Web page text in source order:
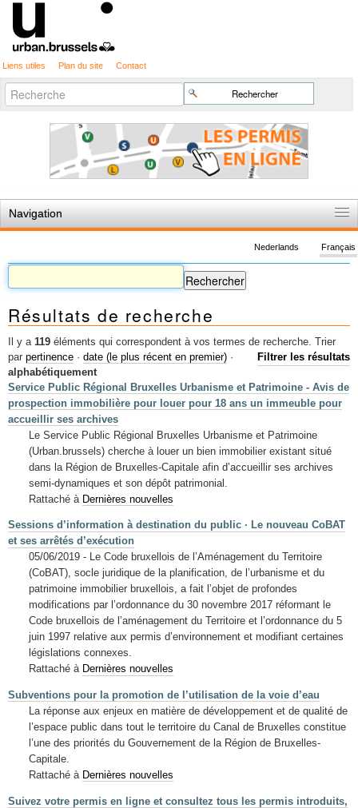
Liens utiles Plan du site Contact
Chercher par
Recherche
avancée…
Navigation
Règles du jeu
Permis d'urbanisme
Cartographie
Etudes et publications
Mots-clés
Renseignements urbanistiques
Français
Nederlands
Résultats de recherche
Il y a 119 éléments qui correspondent à vos termes de recherche.
Filtrer les résultats
Trier
par pertinence · date (le plus récent en premier) ·
alphabétiquement
Service Public Régional Bruxelles Urbanisme et Patrimoine - Avis de
prospection immobilière pour louer pour 18 ans un immeuble pour
accueillir ses archives
Le Service Public Régional Bruxelles Urbanisme et Patrimoine
(Urban.brussels) cherche à louer un bien immobilier existant situé
dans la Région de Bruxelles-Capitale afin d’accueillir ses archives
semi-dynamiques et son dépôt patrimonial.
Rattaché à Dernières nouvelles
Sessions d’information à destination du public · Le nouveau CoBAT
et ses arrêtés d’exécution
05/06/2019 - Le Code bruxellois de l’Aménagement du Territoire
(CoBAT), socle juridique de la planification, de l’urbanisme et du
patrimoine immobilier bruxellois, a fait l’objet de profondes
modifications par l’ordonnance du 30 novembre 2017 réformant le
Code bruxellois de l’aménagement du Territoire et l’ordonnance du 5
juin 1997 relative aux permis d’environnement et modifiant certaines
législations connexes.
Rattaché à Dernières nouvelles
Subventions pour la promotion de l’utilisation de la voie d’eau
La réponse aux enjeux en matière de développement et de qualité de
l’espace public dans tout le territoire du Canal de Bruxelles constitue
l’une des priorités du Gouvernement de la Région de Bruxelles-
Capitale.
Rattaché à Dernières nouvelles
Suivez votre permis en ligne et consultez tous les permis introduits,